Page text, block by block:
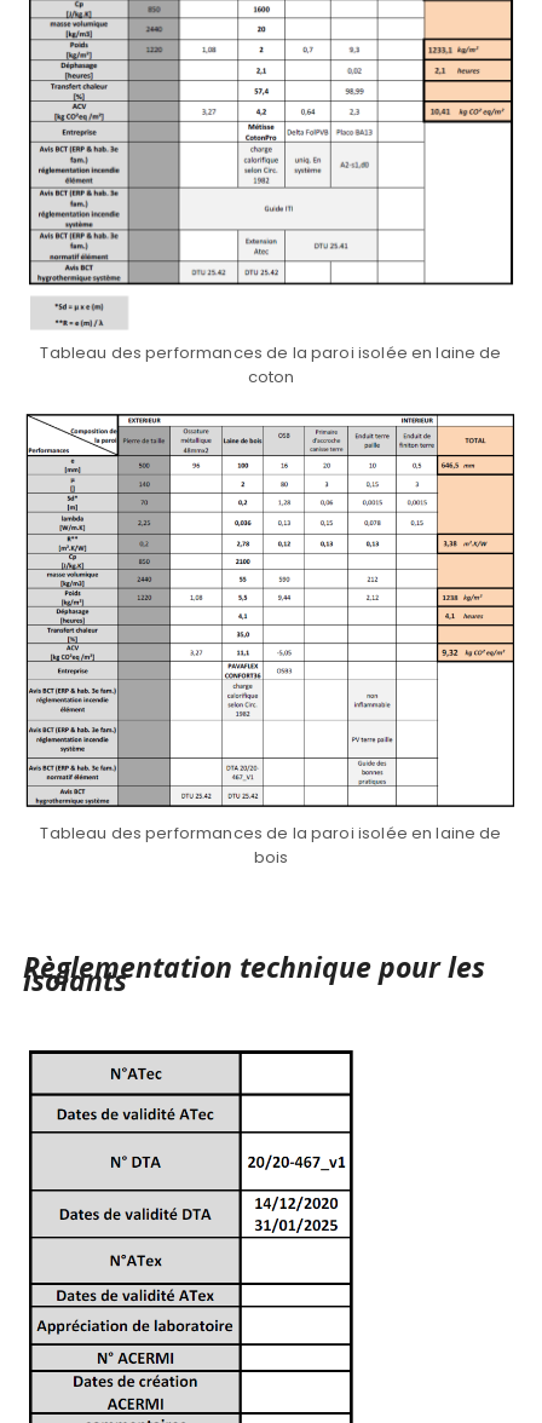
Tableau des performances de la paroi isolée en laine de
coton
Tableau des performances de la paroi isolée en laine de
bois
Règlementation technique pour les
isolants